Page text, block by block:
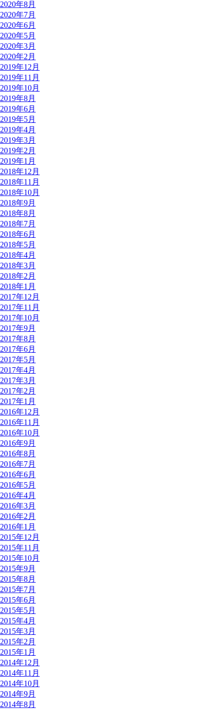
2020年8月
2020年7月
2020年6月
2020年5月
2020年3月
2020年2月
2019年12月
2019年11月
2019年10月
2019年8月
2019年6月
2019年5月
2019年4月
2019年3月
2019年2月
2019年1月
2018年12月
2018年11月
2018年10月
2018年9月
2018年8月
2018年7月
2018年6月
2018年5月
2018年4月
2018年3月
2018年2月
2018年1月
2017年12月
2017年11月
2017年10月
2017年9月
2017年8月
2017年6月
2017年5月
2017年4月
2017年3月
2017年2月
2017年1月
2016年12月
2016年11月
2016年10月
2016年9月
2016年8月
2016年7月
2016年6月
2016年5月
2016年4月
2016年3月
2016年2月
2016年1月
2015年12月
2015年11月
2015年10月
2015年9月
2015年8月
2015年7月
2015年6月
2015年5月
2015年4月
2015年3月
2015年2月
2015年1月
2014年12月
2014年11月
2014年10月
2014年9月
2014年8月